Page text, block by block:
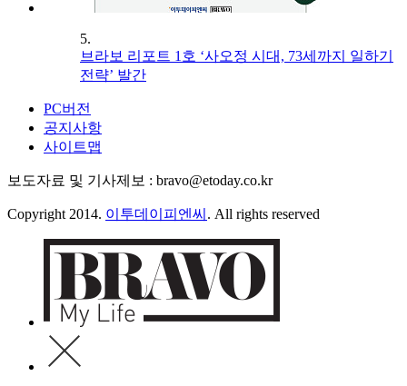
5.
브라보 리포트 1호 ‘사오정 시대, 73세까지 일하기
전략’ 발간
PC버전
공지사항
사이트맵
보도자료 및 기사제보 : bravo@etoday.co.kr
Copyright 2014. 이투데이피엔씨 . All rights reserved